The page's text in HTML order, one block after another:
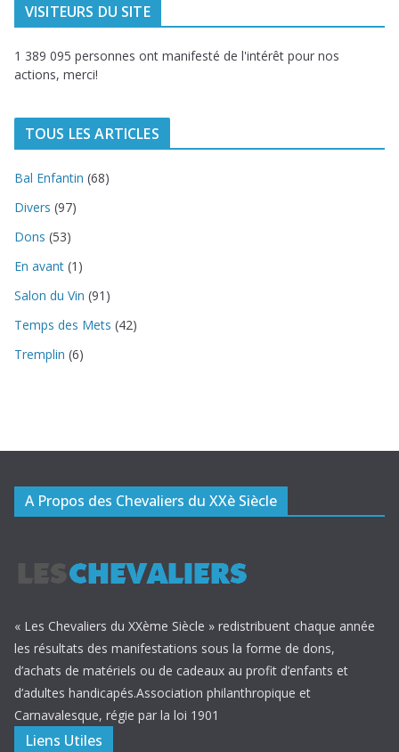
VISITEURS DU SITE
1 389 095 personnes ont manifesté de l'intérêt pour nos
actions, merci!
TOUS LES ARTICLES
Bal Enfantin (68)
Divers (97)
Dons (53)
En avant (1)
Salon du Vin (91)
Temps des Mets (42)
Tremplin (6)
A Propos des Chevaliers du XXè Siècle
« Les Chevaliers du XXème Siècle » redistribuent chaque année
les résultats des manifestations sous la forme de dons,
d’achats de matériels ou de cadeaux au profit d’enfants et
d’adultes handicapés.Association philanthropique et
Carnavalesque, régie par la loi 1901
Liens Utiles